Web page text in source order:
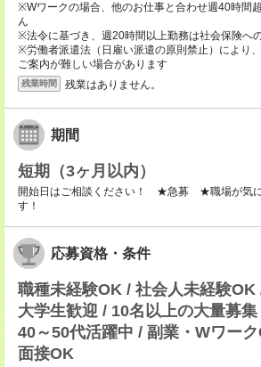
※Wワークの場合、他のお仕事と合わせ週40時間
ん
※法令に基づき、週20時間以上勤務は社会保険へ
※労働者派遣法（日雇い派遣の原則禁止）により
ご案内が難しい場合があります
残業時間 残業はありません。
期間
短期（3ヶ月以内）
開始日はご相談ください！ ★急募 ★職場が気に
す！
応募資格・条件
職種未経験OK / 社会人未経験
大学生歓迎 / 10名以上の大量募
40～50代活躍中 / 副業・Wワー
面接OK